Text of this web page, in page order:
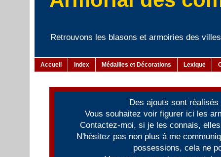
Retrouvons les blasons et armoiries des
Accueil Index Médailles et Décorations Lexique
Des ajouts sont
Vous souhaitez voir figurer ici les
Contactez-moi, si je les connais,
N'hésitez pas non plus à me
possessions, cela ne